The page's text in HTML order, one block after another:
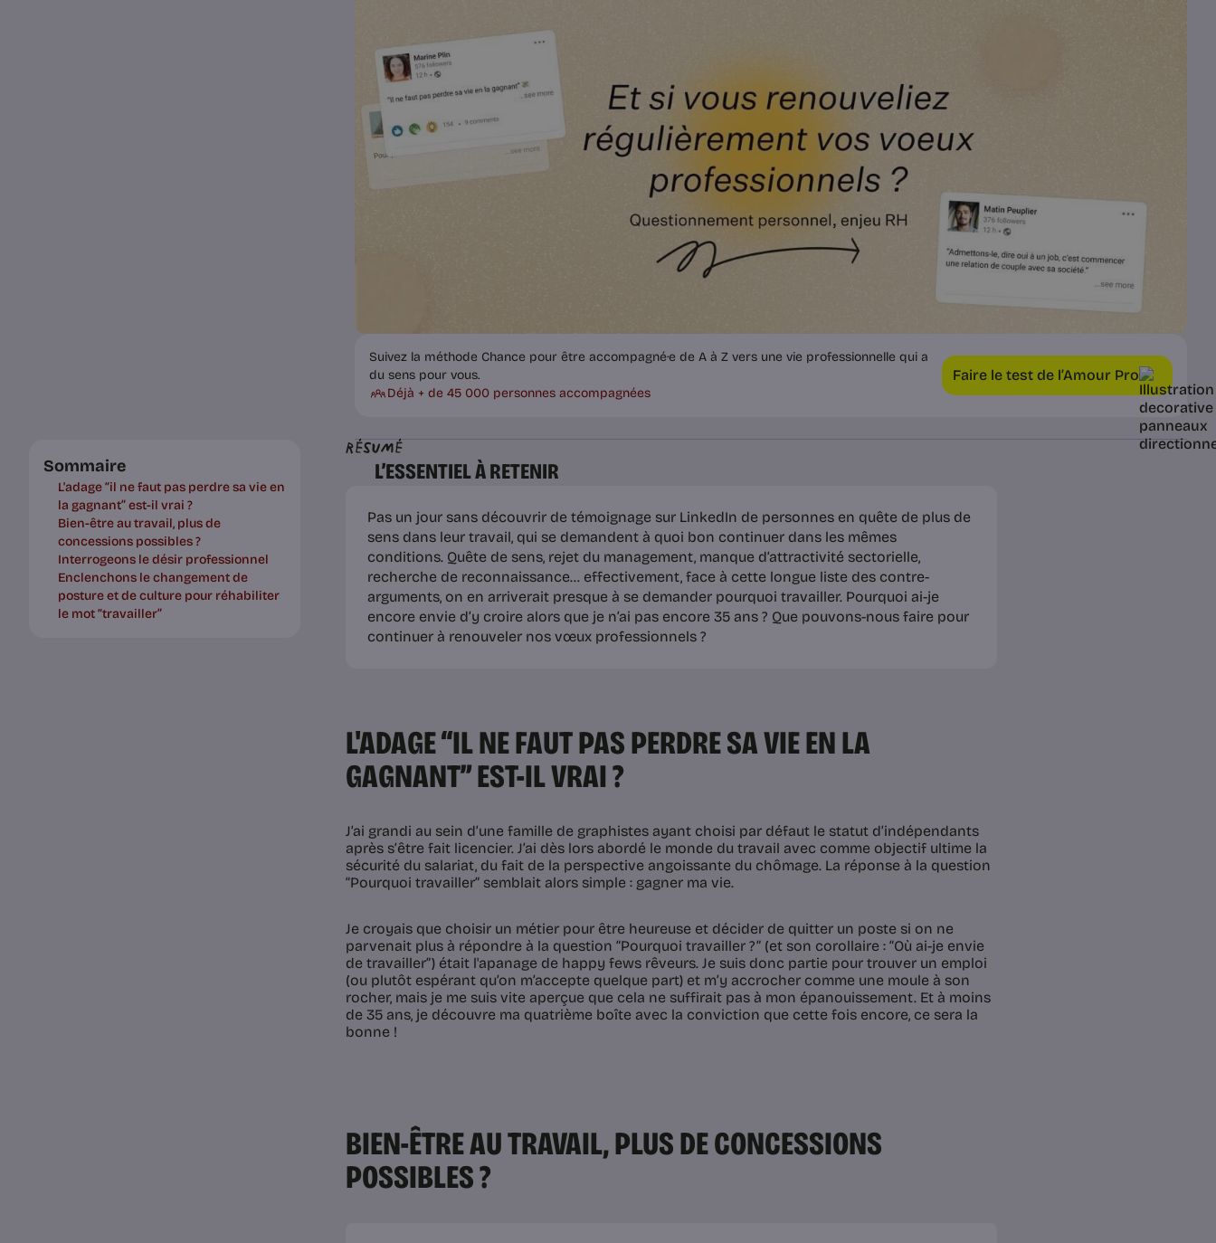
Suivez la méthode Chance pour être accompagné·e de A à Z vers une vie professionnelle qui a
du sens pour vous.
Déjà + de 45 000 personnes accompagnées
Faire le test de l’Amour Pro
Sommaire
L'adage “il ne faut pas perdre sa vie en
la gagnant” est-il vrai ?
Bien-être au travail, plus de
concessions possibles ?
Interrogeons le désir professionnel
Enclenchons le changement de
posture et de culture pour réhabiliter
le mot “travailler”
Résumé
L’ESSENTIEL À RETENIR
Pas un jour sans découvrir de témoignage sur LinkedIn de personnes en quête de plus de
sens dans leur travail, qui se demandent à quoi bon continuer dans les mêmes
conditions. Quête de sens, rejet du management, manque d’attractivité sectorielle,
recherche de reconnaissance… effectivement, face à cette longue liste des contre-
arguments, on en arriverait presque à se demander pourquoi travailler. Pourquoi ai-je
encore envie d’y croire alors que je n’ai pas encore 35 ans ? Que pouvons-nous faire pour
continuer à renouveler nos vœux professionnels ?
L'ADAGE “IL NE FAUT PAS PERDRE SA VIE EN LA
GAGNANT” EST-IL VRAI ?
J’ai grandi au sein d’une famille de graphistes ayant choisi par défaut le statut d’indépendants
après s’être fait licencier. J’ai dès lors abordé le monde du travail avec comme objectif ultime la
sécurité du salariat, du fait de la perspective angoissante du chômage. La réponse à la question
“Pourquoi travailler” semblait alors simple : gagner ma vie.
Je croyais que choisir un métier pour être heureuse et décider de quitter un poste si on ne
parvenait plus à répondre à la question “Pourquoi travailler ?” (et son corollaire : “Où ai-je envie
de travailler”) était l'apanage de happy fews rêveurs. Je suis donc partie pour trouver un emploi
(ou plutôt espérant qu’on m’accepte quelque part) et m’y accrocher comme une moule à son
rocher, mais je me suis vite aperçue que cela ne suffirait pas à mon épanouissement. Et à moins
de 35 ans, je découvre ma quatrième boîte avec la conviction que cette fois encore, ce sera la
bonne !
BIEN-ÊTRE AU TRAVAIL, PLUS DE CONCESSIONS
POSSIBLES ?